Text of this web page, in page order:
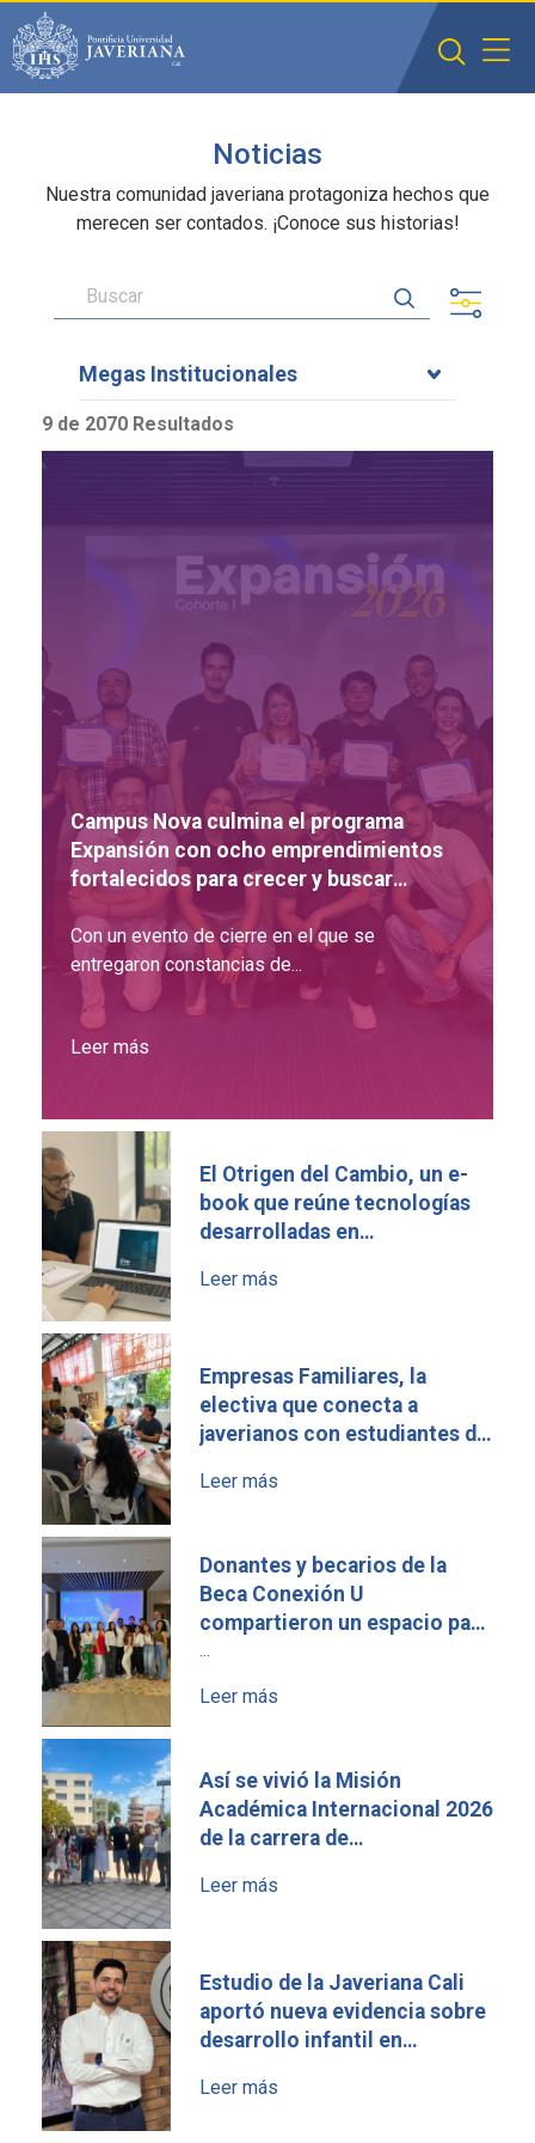
Noticias
Nuestra comunidad javeriana protagoniza hechos que
merecen ser contados. ¡Conoce sus historias!
Megas Institucionales
9 de 2070 Resultados
Campus Nova culmina el programa
Expansión con ocho emprendimientos
fortalecidos para crecer y buscar
inversión
Con un evento de cierre en el que se
entregaron constancias de...
Leer más
El Otrigen del Cambio, un e-
book que reúne tecnologías
desarrolladas en
Leer más
Empresas Familiares, la
electiva que conecta a
javerianos con estudiantes de
Leer más
Donantes y becarios de la
Beca Conexión U
compartieron un espacio para
reconocer el impacto de la
...
Leer más
Así se vivió la Misión
Académica Internacional 2026
de la carrera de
Leer más
Estudio de la Javeriana Cali
aportó nueva evidencia sobre
desarrollo infantil en
Leer más